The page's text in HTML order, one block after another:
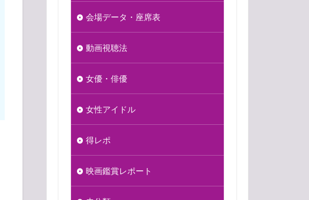
会場データ・座席表
動画視聴法
女優・俳優
女性アイドル
得レポ
映画鑑賞レポート